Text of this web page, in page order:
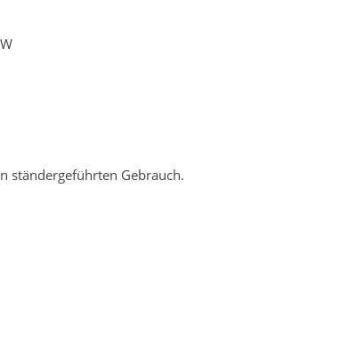
ständergeführten Gebrauch.